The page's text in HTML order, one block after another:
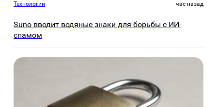
Технологии час назад
Suno вводит водяные знаки для борьбы с ИИ-
спамом